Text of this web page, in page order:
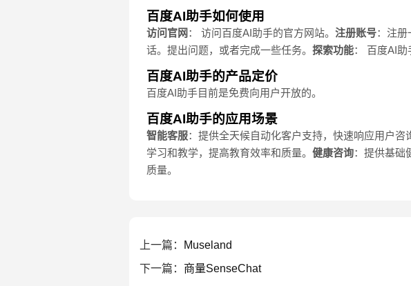
百度AI助手如何使用
访问官网 ： 访问百度AI助手的官方网站。 注册账号：注册
话。提出问题，或者完成一些任务。 探索功能： 百度AI助
百度AI助手的产品定价
百度AI助手目前是免费向用户开放的。
百度AI助手的应用场景
智能客服：提供全天候自动化客户支持，快速响应用户咨
学习和教学，提高教育效率和质量。 健康咨询：提供基础
质量。
上一篇：
Museland
下一篇： 商量SenseChat